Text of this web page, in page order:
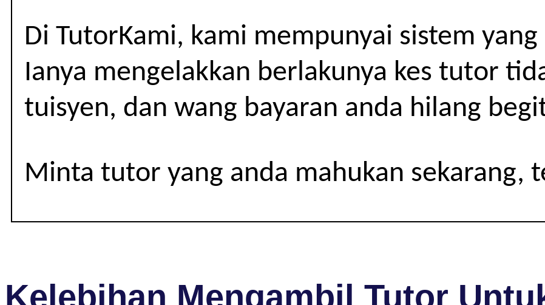
4-
5
(SPM)
Di TutorKami, kami mempunyai sistem
Ianya mengelakkan berlakunya kes tutor
tuisyen, dan wang bayaran anda hilang
Minta tutor yang anda mahukan sekarang,
Kelebihan Mengambil Tutor